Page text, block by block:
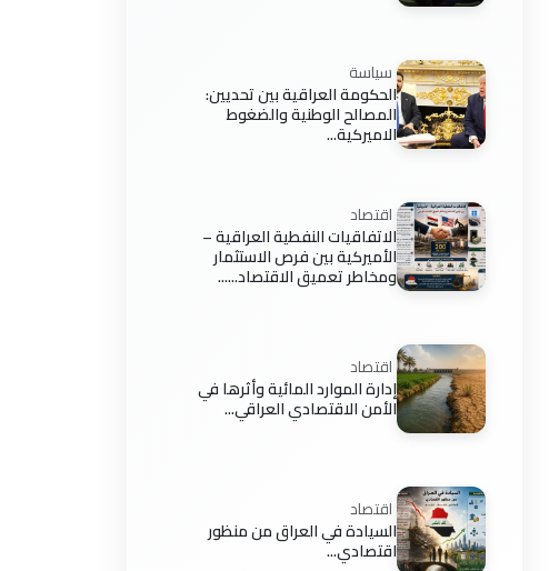
سياسة
الحكومة العراقية بين تحديين:
المصالح الوطنية والضغوط
الاميركية...
اقتصاد
الاتفاقيات النفطية العراقية –
الأميركية بين فرص الاستثمار
ومخاطر تعميق الاقتصاد......
اقتصاد
إدارة الموارد المائية وأثرها في
الأمن الاقتصادي العراقي...
اقتصاد
السيادة في العراق من منظور
اقتصادي...